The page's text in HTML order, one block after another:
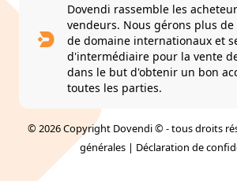
Dovendi rassemble les
vendeurs. Nous gérons plus de
de domaine internationaux et
d'intermédiaire pour la vente
dans le but d'obtenir un bon
toutes les parties.
© 2026 Copyright Dovendi © - tous droits
générales | Déclaration de